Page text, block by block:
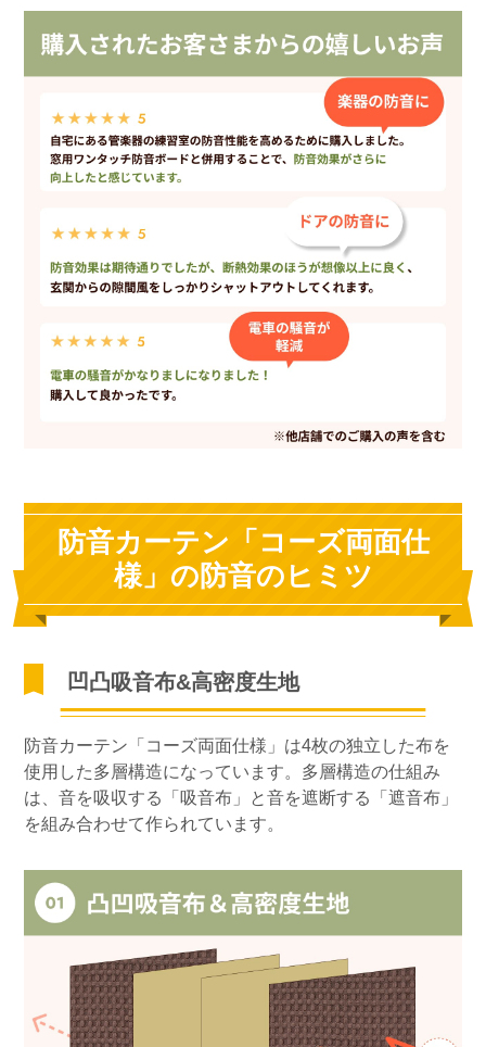
防音カーテン「コーズ両面仕
様」の防音のヒミツ
凹凸吸音布&高密度生地
防音カーテン「コーズ両面仕様」は4枚の独立した布を
使用した多層構造になっています。多層構造の仕組み
は、音を吸収する「吸音布」と音を遮断する「遮音布」
を組み合わせて作られています。